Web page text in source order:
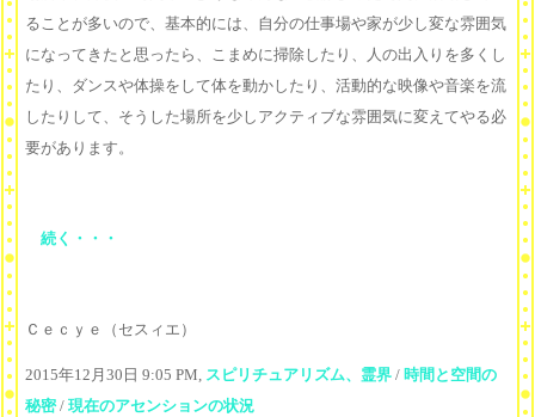
ることが多いので、基本的には、自分の仕事場や家が少し変な雰囲気
になってきたと思ったら、こまめに掃除したり、人の出入りを多くし
たり、ダンスや体操をして体を動かしたり、活動的な映像や音楽を流
したりして、そうした場所を少しアクティブな雰囲気に変えてやる必
要があります。
続く・・・
Ｃｅｃｙｅ（セスィエ）
2015年12月30日 9:05 PM, スピリチュアリズム、霊界 / 時間と空間の
秘密/ 現在のアセンションの状況